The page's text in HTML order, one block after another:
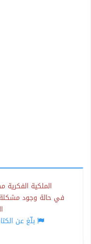
الملكية
في حالة وجود مشكلة
بلّغ عن